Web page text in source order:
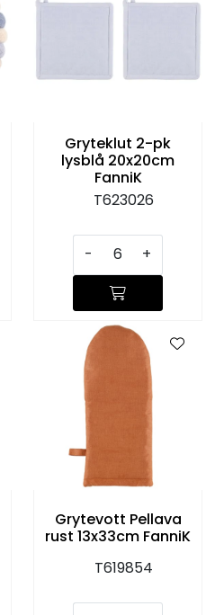
Gryteklut 2-pk
lysblå 20x20cm
FanniK
T623026
- +
Grytevott Pellava
rust 13x33cm FanniK
T619854